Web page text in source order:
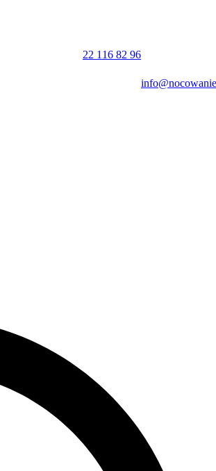
praktyczne udogodnienia, takie jak
22 116 82 96